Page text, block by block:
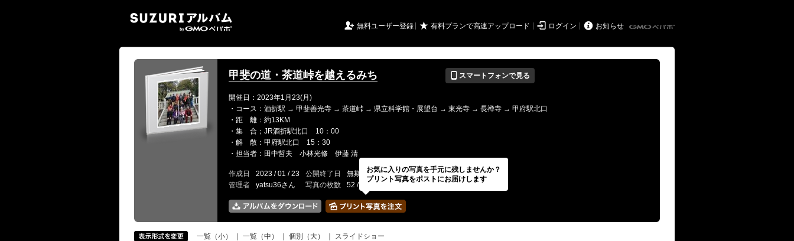
 無料ユーザー登録 ★ 有料プランで高速アップロード  ログイン  お知らせ
甲斐の道・茶道峠を越えるみち 📱 スマートフォンで見る
開催日：2023年1月23(月)
・コース：酒折駅 → 甲斐善光寺 → 茶道峠 → 県立科学館・展望台 → 東光寺 → 長禅寺 → 甲府駅北口
・距 離：約13KM
・集 合；JR酒折駅北口 10：00
・解 散：甲府駅北口 15：30
・担当者：田中哲夫 小林光修 伊藤 清
作成日 2023 / 01 / 23 公開終了日 無期限 イベントの期間
---
管理者
yatsu36さん 写真の枚数 52 / 2000枚
一覧（小） 一覧（中） 個別（大）
スライドショー
お気に入りの写真を手元に残しませんか？
プリント写真をポストにお届けします